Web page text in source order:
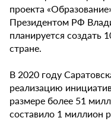
проекта
Президентом РФ
планируется создать
стране.
В 2020 году
реализацию
размере более 51
составило 1 миллион